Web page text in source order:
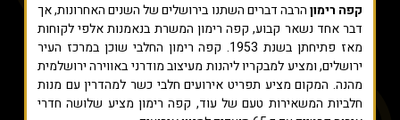
קפה רימוןהרבה דברים השתנו בירושלים של השנים האחרונות, אך
דבר אחד נשאר קבוע, קפה רימון המשרת בנאמנות אלפי לקוחות
מאז פתיחתן בשנת 1953. קפה רימון החלבי שוכן במרכז העיר
ירושלים, ומציע למבקריו ליהנות מעיצוב מודרני באווירה ירושלמית
מהנה. המקום מציע תפריט אירועים חלבי כשר למהדרין עם מנות
חלביות המשאירות טעם של עוד, קפה רימון מציע שלושה חדרי